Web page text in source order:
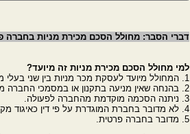
דברי הסבר: מחולל הסכם מכירת מניות בחברה
למי מחולל הסכם מכירת מניות זה מיועד?
1. המחולל מיועד לעסקת מכר מניות בין שני בעלי מניות באותה החברה.
2. בהנחה שאין מניעה בתקנון או במסמכי החברה מניעה לבצע את הפעולה.
3. ניתנה הסכמה מוקדמת מהחברה לפעולה.
4. לא מדובר בחברת המוגדרת על פי דין כאיגוד מקרקעין.
5. מדובר בחברה פרטית.